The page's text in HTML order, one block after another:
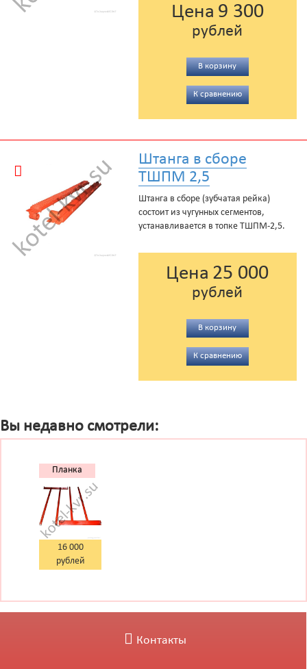
Цена 9 300
рублей
В корзину
К сравнению
Штанга в сборе
ТШПМ 2,5
Штанга в сборе (зубчатая рейка)
состоит из чугунных сегментов,
устанавливается в топке ТШПМ-2,5.
Цена 25 000
рублей
В корзину
К сравнению
Вы недавно смотрели:
Планка
ТШПМ-2,5
16 000
рублей
Контакты